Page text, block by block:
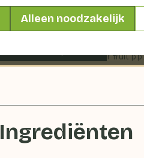
Alleen noodzakelijk
Ontbijt 0 - 10 min
105gr groenten p.p.&130gr fruit p.p.
Ingrediënten